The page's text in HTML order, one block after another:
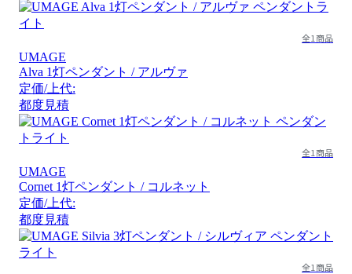
全1商品
UMAGE
Alva 1灯ペンダント / アルヴァ
定価/上代:
都度見積
全1商品
UMAGE
Cornet 1灯ペンダント / コルネット
定価/上代:
都度見積
全1商品